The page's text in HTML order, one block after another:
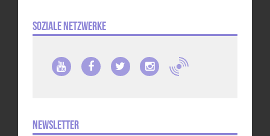
Soziale Netzwerke
Newsletter